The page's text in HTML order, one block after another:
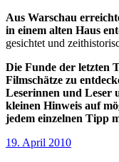
Aus Warschau
in einem alten Haus
gesichtet und
Die Funde der letzten
Filmschätze zu
Leserinnen und Leser
kleinen Hinweis auf
jedem einzelnen Tipp
Veröffentlicht
19. April 2010